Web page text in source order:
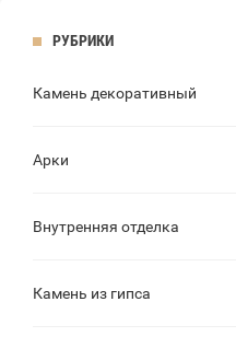
РУБРИКИ
Камень декоративный
Арки
Внутренняя отделка
Камень из гипса